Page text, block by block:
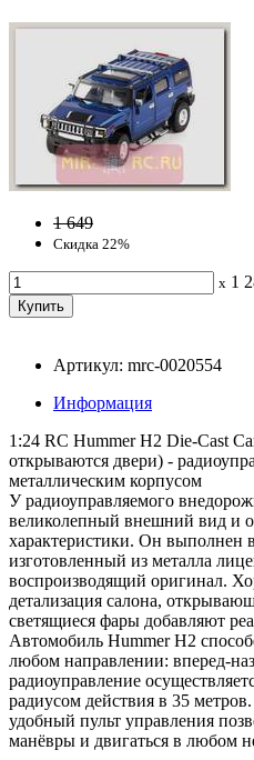
1 649
Скидка 22%
x 1
Артикул: mrc-0020554
Информация
1:24 RC Hummer H2 Die-Cast
открываются двери) -
металлическим корпусом
У радиоуправляемого
великолепный внешний вид и
характеристики. Он выполнен
изготовленный из металла
воспроизводящий оригинал.
детализация салона,
светящиеся фары добавляют
Автомобиль Hummer H2
любом направлении: вперед-
радиоуправление
радиусом действия в 35
удобный пульт управления
манёвры и двигаться в любом